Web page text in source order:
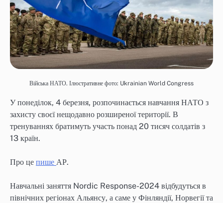
Війська НАТО. Ілюстративне фото: Ukrainian World Congress
У понеділок, 4 березня, розпочинається навчання НАТО з
захисту своєї нещодавно розширеної території. В
тренуваннях братимуть участь понад 20 тисяч солдатів з
13 країн.
Про це пише АР.
Навчальні заняття Nordic Response-2024 відбудуться в
північних регіонах Альянсу, а саме у Фінляндії, Норвегії та